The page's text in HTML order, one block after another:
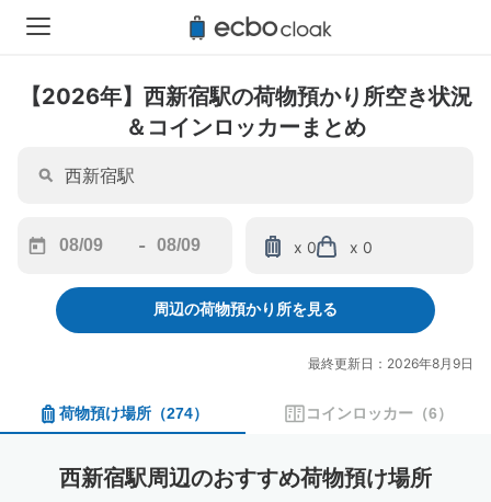
【2026年】西新宿駅の荷物預かり所空き状況
＆コインロッカーまとめ
forward
interact
calendar
and
a
date.
-
backward
to
interact
and
a
date.
x 0 x 0
周辺の荷物預かり所を見る
最終更新日：2026年8月9日
荷物預け場所 （274） コインロッカー （6）
西新宿駅周辺のおすすめ荷物預け場所